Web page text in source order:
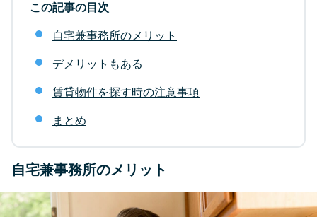
この記事の目次
自宅兼事務所のメリット
デメリットもある
賃貸物件を探す時の注意事項
まとめ
自宅兼事務所のメリット